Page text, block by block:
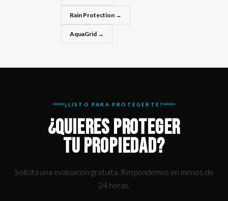
Rain Protection →
AquaGrid →
¿LISTO PARA PROTEGERTE?
¿QUIERES PROTEGER
TU PROPIEDAD?
Solicita una evaluación gratuita. Respondemos en menos de
24 horas.